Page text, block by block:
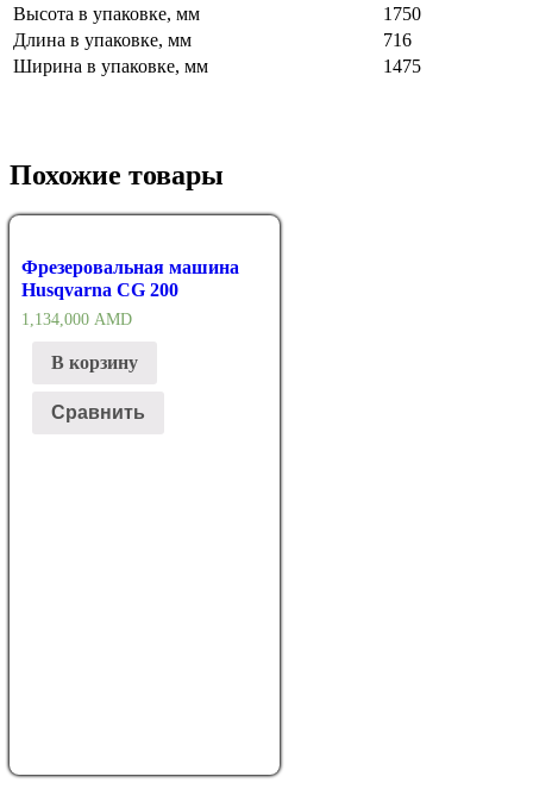
Высота в упаковке, мм
1750
Длина в упаковке, мм
716
Ширина в упаковке, мм
1475
Похожие товары
Фрезеровальная машина
Husqvarna CG 200
1,134,000 AMD
В корзину
Сравнить